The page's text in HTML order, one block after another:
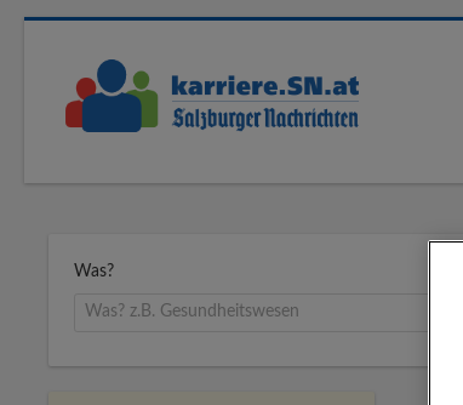
Was?